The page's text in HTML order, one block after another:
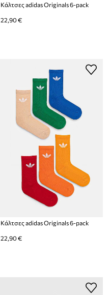
Κάλτσες adidas Originals 6-pack
22,90 €
Κάλτσες adidas Originals 6-pack
22,90 €